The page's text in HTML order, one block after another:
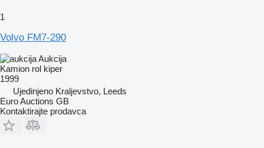
1
Volvo FM7-290
Aukcija
Kamion rol kiper
1999
Ujedinjeno Kraljevstvo, Leeds
Euro Auctions GB
Kontaktirajte prodavca